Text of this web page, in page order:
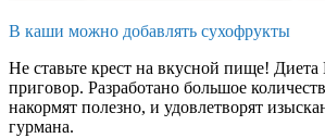
В каши можно добавлять сухофрукты
Не ставьте крест на вкусной пище!
приговор. Разработано большое
накормят полезно, и удовлетворят
гурмана.